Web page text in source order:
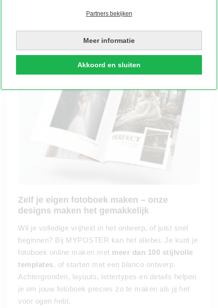
Partners bekijken
Meer informatie
Akkoord en sluiten
verhaal. Van een compact fotoboekje tot een groot
Zelf je eigen fotoboek maken – onze
designs maken het gemakkelijk
Wil je volledige vrijheid in het ontwerp, of juist snel
beginnen? Bij MYPOSTER kan het allebei. Je kunt je
fotoboek online maken met meer dan 100 stijlvolle
templates, of starten met een blanco ontwerp.
Achtergronden, layouts, lettertypes en details helpen
je om jouw fotoboek precies zo te maken als jij het
voor ogen hebt.